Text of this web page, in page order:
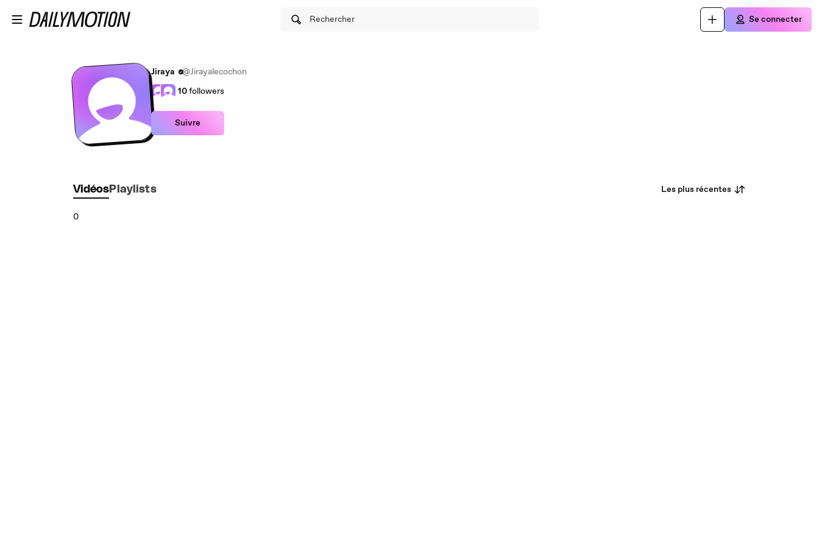
Rechercher Se connecter
Jiraya
@Jirayalecochon
10followers
Suivre
Vidéos Playlists Les plus récentes
0